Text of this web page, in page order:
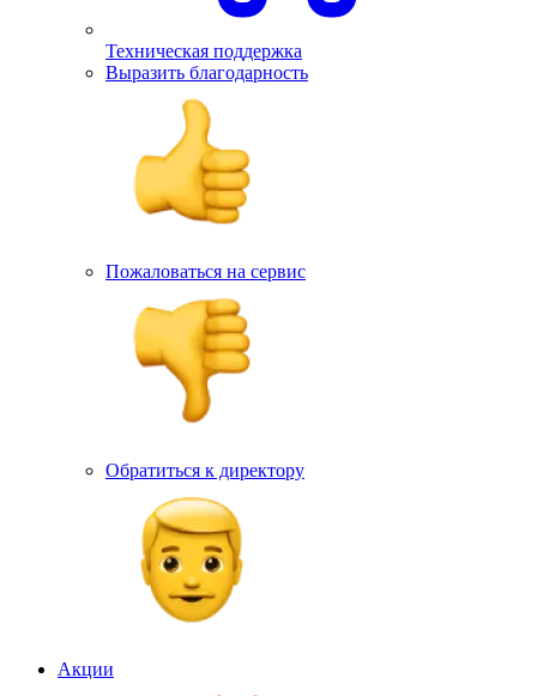
Техническая поддержка
Выразить благодарность
Пожаловаться на сервис
Обратиться к директору
Акции